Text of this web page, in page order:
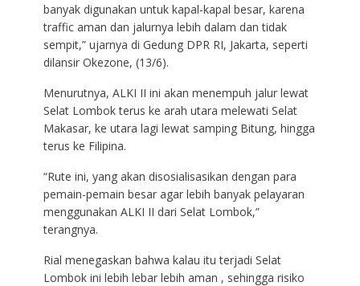
banyak digunakan untuk kapal-kapal besar, karena
traffic aman dan jalurnya lebih dalam dan tidak
sempit,” ujarnya di Gedung DPR RI, Jakarta, seperti
dilansir Okezone, (13/6).
Menurutnya, ALKI II ini akan menempuh jalur lewat
Selat Lombok terus ke arah utara melewati Selat
Makasar, ke utara lagi lewat samping Bitung, hingga
terus ke Filipina.
“Rute ini, yang akan disosialisasikan dengan para
pemain-pemain besar agar lebih banyak pelayaran
menggunakan ALKI II dari Selat Lombok,”
terangnya.
Rial menegaskan bahwa kalau itu terjadi Selat
Lombok ini lebih lebar lebih aman , sehingga risiko